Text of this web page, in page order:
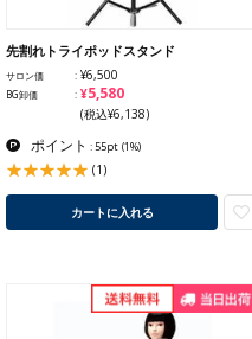
先割れトライポッドスタンド
サロン価 ¥6,500
BG卸価 ¥5,580
(税込¥6,138)
ポイント : 55pt (1%)
(1)
カートに入れる